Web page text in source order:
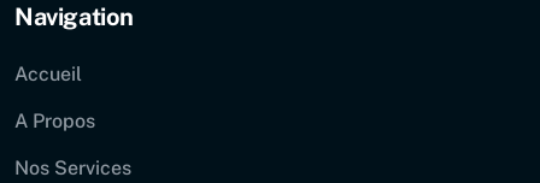
Navigation
Accueil
A Propos
Nos Services